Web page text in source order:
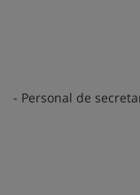
- Personal de